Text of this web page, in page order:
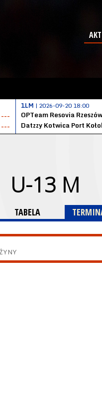
---
---
1LM | 2026-09-20 18:00
OPTeam Resovia Rzeszów
U-13 M
TABELA